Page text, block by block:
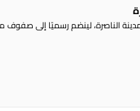
الناصرة، لينضم رسميًا إلى صفوف